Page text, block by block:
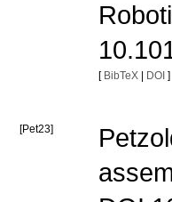
[ BibTeX| DOI ]
[Pet23]